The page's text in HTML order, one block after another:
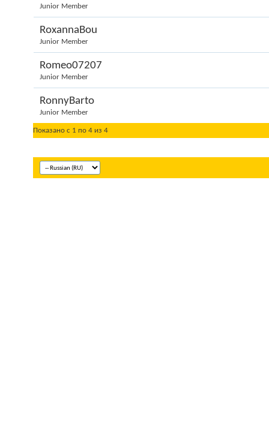
Junior Member
RoxannaBou
Junior Member
Romeo07207
Junior Member
RonnyBarto
Junior Member
Показано с 1 по 4 из 4